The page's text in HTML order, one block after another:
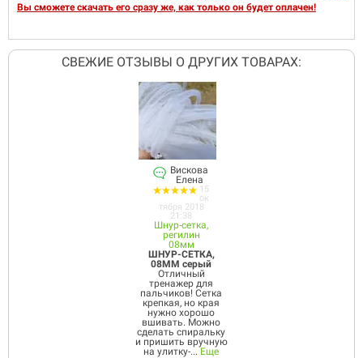
Вы сможете скачать его сразу же, как только он будет оплачен!
СВЕЖИЕ ОТЗЫВЫ О ДРУГИХ ТОВАРАХ:
Вискова
Елена
15
ок
тября 2018
21:38
Шнур-сетка,
регилин
08мм
ШНУР-СЕТКА,
08ММ серый
Отличный
тренажер для
пальчиков! Сетка
крепкая, но края
нужно хорошо
вшивать. Можно
сделать спиральку
и пришить вручную
на улитку-... Еще